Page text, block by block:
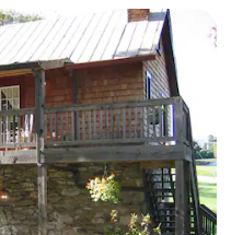
gości